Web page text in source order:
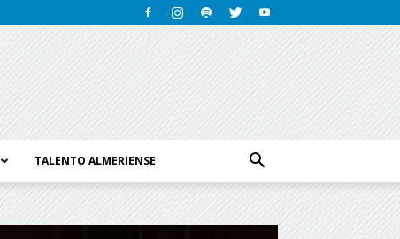
TALENTO ALMERIENSE